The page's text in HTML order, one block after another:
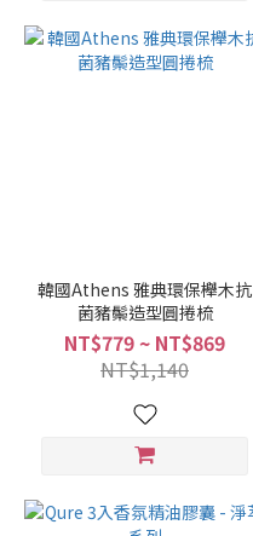
韓國Athens 雅典環保櫸木抗
菌豬鬃造型圓捲梳
NT$779 ~ NT$869
NT$1,140